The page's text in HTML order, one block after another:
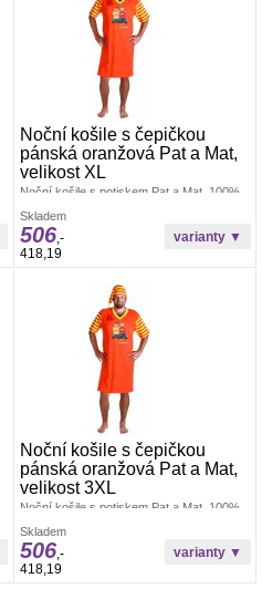
Noční košile s čepičkou
pánská oranžová Pat a Mat,
velikost XL
Noční košile s potiskem Pat a Mat. 100%
vybrat obrázek Pat a Mat který chcete
natisknout. Obrázky k tisku najdete níže
pod výrobkem.
Skladem
506,-
418,19
Noční košile s čepičkou
pánská oranžová Pat a Mat,
velikost 3XL
Noční košile s potiskem Pat a Mat. 100%
vybrat obrázek Pat a Mat který chcete
natisknout. Obrázky k tisku najdete níže
pod výrobkem.
Skladem
506,-
418,19